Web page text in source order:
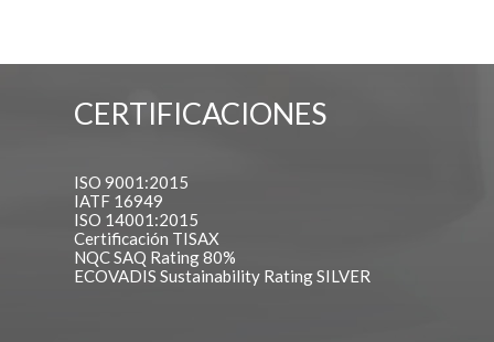
CERTIFICACIONES
ISO 9001:2015
IATF 16949
ISO 14001:2015
Certificación TISAX
NQC SAQ Rating 80%
ECOVADIS Sustainability Rating SILVER